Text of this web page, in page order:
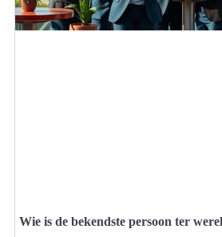
Wie is de bekendste persoon ter